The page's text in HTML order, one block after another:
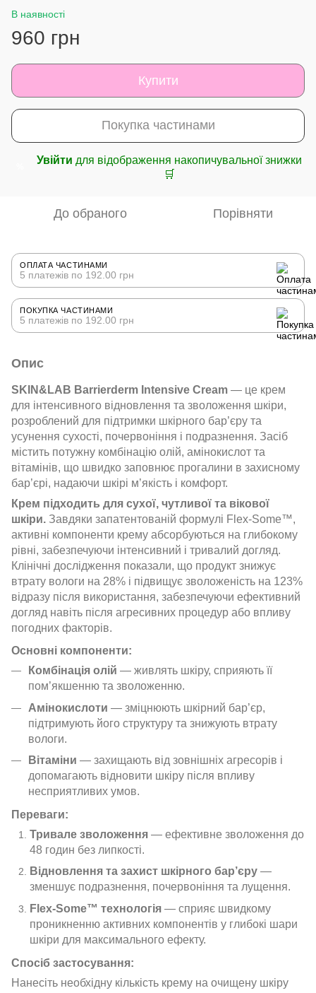
В наявності
960 грн
Купити
Покупка частинами
Увійти для відображення накопичувальної знижки
🛒
До обраного Порівняти
ОПЛАТА ЧАСТИНАМИ
5 платежів по 192.00 грн
ПОКУПКА ЧАСТИНАМИ
5 платежів по 192.00 грн
Опис
SKIN&LAB Barrierderm Intensive Cream — це крем
для інтенсивного відновлення та зволоження шкіри,
розроблений для підтримки шкірного бар’єру та
усунення сухості, почервоніння і подразнення. Засіб
містить потужну комбінацію олій, амінокислот та
вітамінів, що швидко заповнює прогалини в захисному
бар’єрі, надаючи шкірі м’якість і комфорт.
Крем підходить для сухої, чутливої та вікової
шкіри. Завдяки запатентованій формулі Flex-Some™,
активні компоненти крему абсорбуються на глибокому
рівні, забезпечуючи інтенсивний і тривалий догляд.
Клінічні дослідження показали, що продукт знижує
втрату вологи на 28% і підвищує зволоженість на 123%
відразу після використання, забезпечуючи ефективний
догляд навіть після агресивних процедур або впливу
погодних факторів.
Основні компоненти:
Комбінація олій — живлять шкіру, сприяють її
пом’якшенню та зволоженню.
Амінокислоти — зміцнюють шкірний бар’єр,
підтримують його структуру та знижують втрату
вологи.
Вітаміни — захищають від зовнішніх агресорів і
допомагають відновити шкіру після впливу
несприятливих умов.
Переваги:
Тривале зволоження — ефективне зволоження до
48 годин без липкості.
Відновлення та захист шкірного бар’єру —
зменшує подразнення, почервоніння та лущення.
Flex-Some™ технологія — сприяє швидкому
проникненню активних компонентів у глибокі шари
шкіри для максимального ефекту.
Спосіб застосування:
Нанесіть необхідну кількість крему на очищену шкіру